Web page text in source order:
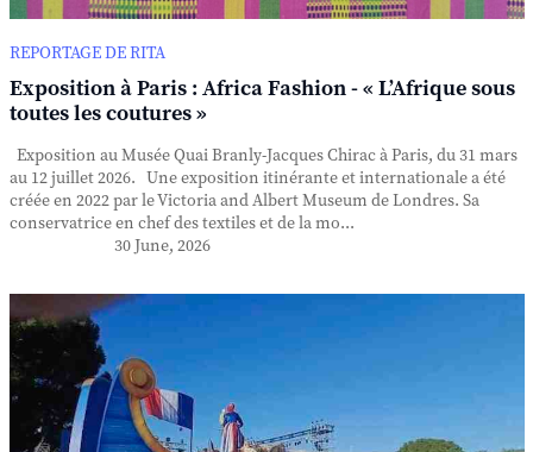
REPORTAGE DE RITA
Exposition à Paris : Africa Fashion - « L’Afrique sous
toutes les coutures »
Exposition au Musée Quai Branly-Jacques Chirac à Paris, du 31 mars
au 12 juillet 2026. Une exposition itinérante et internationale a été
créée en 2022 par le Victoria and Albert Museum de Londres. Sa
conservatrice en chef des textiles et de la mo...
30 June, 2026